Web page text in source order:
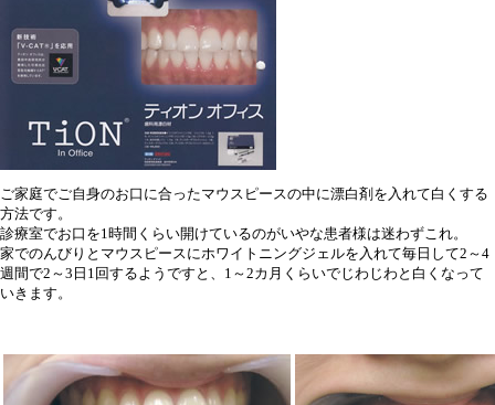
ご家庭でご自身のお口に合ったマウスピースの中に漂白剤を入れて白くする
方法です。
診療室でお口を1時間くらい開けているのがいやな患者様は迷わずこれ。
家でのんびりとマウスピースにホワイトニングジェルを入れて毎日して2～4
週間で2～3日1回するようですと、1～2カ月くらいでじわじわと白くなって
いきます。